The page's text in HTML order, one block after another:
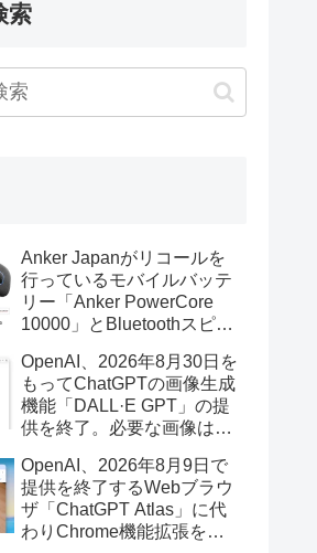
索
Anker Japanがリコールを
行っているモバイルバッテ
リー「Anker PowerCore
10000」とBluetoothスピー
辺を焼損する火災が6月に3
件発生していたそうなので
注意を。
OpenAI、2026年8月30日を
もってChatGPTの画像生成
機能「DALL·E GPT」の提
供を終了。必要な画像は期
OpenAI、2026年8月9日で
提供を終了するWebブラウ
ザ「ChatGPT Atlas」に代
わりChrome機能拡張をア